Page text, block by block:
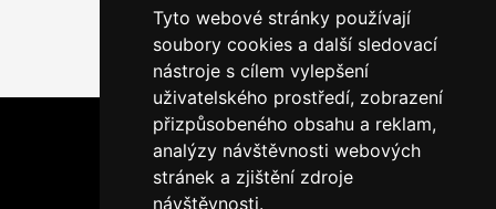
Tyto webové stránky používají
soubory cookies a další sledovací
nástroje s cílem vylepšení
uživatelského prostředí, zobrazení
přizpůsobeného obsahu a reklam,
analýzy návštěvnosti webových
stránek a zjištění zdroje
návštěvnosti.